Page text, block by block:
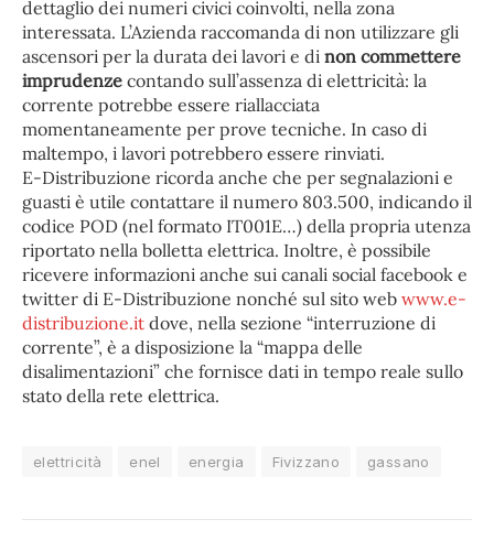
dettaglio dei numeri civici coinvolti, nella zona
interessata. L’Azienda raccomanda di non utilizzare gli
ascensori per la durata dei lavori e di non commettere
imprudenze contando sull’assenza di elettricità: la
corrente potrebbe essere riallacciata
momentaneamente per prove tecniche. In caso di
maltempo, i lavori potrebbero essere rinviati.
E-Distribuzione ricorda anche che per segnalazioni e
guasti è utile contattare il numero 803.500, indicando il
codice POD (nel formato IT001E…) della propria utenza
riportato nella bolletta elettrica. Inoltre, è possibile
ricevere informazioni anche sui canali social facebook e
twitter di E-Distribuzione nonché sul sito web www.e-
distribuzione.it dove, nella sezione “interruzione di
corrente”, è a disposizione la “mappa delle
disalimentazioni” che fornisce dati in tempo reale sullo
stato della rete elettrica.
elettricità enel energia Fivizzano gassano